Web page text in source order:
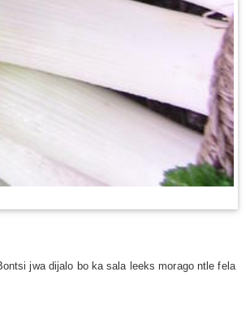
jwa dijalo bo ka sala leeks morago ntle fela